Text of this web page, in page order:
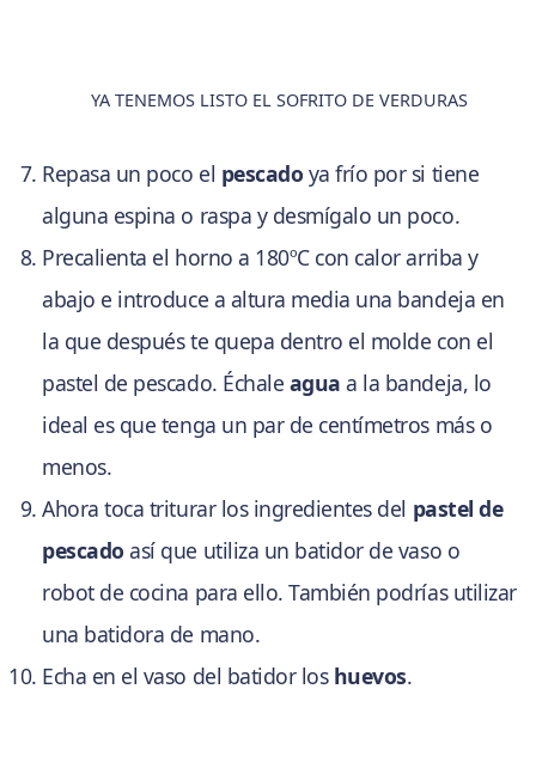
YA TENEMOS LISTO EL SOFRITO DE VERDURAS
Repasa un poco el pescado ya frío por si tiene
alguna espina o raspa y desmígalo un poco.
Precalienta el horno a 180ºC con calor arriba y
abajo e introduce a altura media una bandeja en
la que después te quepa dentro el molde con el
pastel de pescado. Échale agua a la bandeja, lo
ideal es que tenga un par de centímetros más o
menos.
Ahora toca triturar los ingredientes del pastel de
pescado así que utiliza un batidor de vaso o
robot de cocina para ello. También podrías utilizar
una batidora de mano.
Echa en el vaso del batidor los huevos.